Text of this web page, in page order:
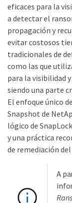
eficaces para la
a detectar el
propagación y
evitar costosos
tradicionales de
como las que
para la visibilidad
siendo una parte
El enfoque único
Snapshot de
lógico de
y una práctica
de remediación
A